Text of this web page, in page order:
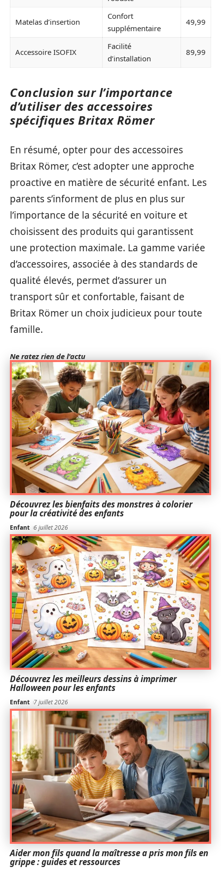
Matelas d’insertion
Confort
supplémentaire
49,99
Accessoire ISOFIX
Facilité
d’installation
89,99
Conclusion sur l’importance
d’utiliser des accessoires
spécifiques Britax Römer
En résumé, opter pour des accessoires
Britax Römer, c’est adopter une approche
proactive en matière de sécurité enfant. Les
parents s’informent de plus en plus sur
l’importance de la sécurité en voiture et
choisissent des produits qui garantissent
une protection maximale. La gamme variée
d’accessoires, associée à des standards de
qualité élevés, permet d’assurer un
transport sûr et confortable, faisant de
Britax Römer un choix judicieux pour toute
famille.
Ne ratez rien de l'actu
Découvrez les bienfaits des monstres à colorier
pour la créativité des enfants
Enfant 6 juillet 2026
Découvrez les meilleurs dessins à imprimer
Halloween pour les enfants
Enfant 7 juillet 2026
Aider mon fils quand la maîtresse a pris mon fils en
grippe : guides et ressources